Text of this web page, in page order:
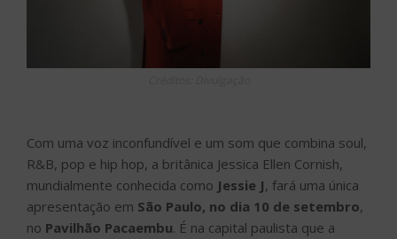
Com uma voz inconfundível e um som que combina soul,
R&B, pop e hip hop, a britânica Jessica Ellen Cornish,
mundialmente conhecida como Jessie J, fará uma única
apresentação em São Paulo, no dia 10 de setembro,
no Pavilhão Pacaembu. É na capital paulista que a